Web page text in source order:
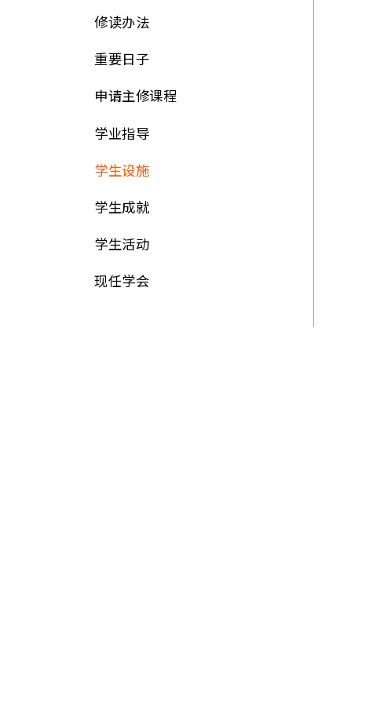
修读办法
重要日子
申请主修课程
学业指导
学生设施
学生成就
学生活动
现任学会